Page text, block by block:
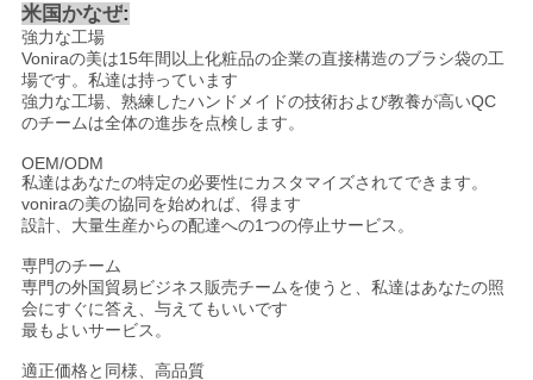
米国かなぜ:
強力な工場
Voniraの美は15年間以上化粧品の企業の直接構造のブラシ袋の工
場です。私達は持っています
強力な工場、熟練したハンドメイドの技術および教養が高いQC
のチームは全体の進歩を点検します。
OEM/ODM
私達はあなたの特定の必要性にカスタマイズされてできます。
voniraの美の協同を始めれば、得ます
設計、大量生産からの配達への1つの停止サービス。
専門のチーム
専門の外国貿易ビジネス販売チームを使うと、私達はあなたの照
会にすぐに答え、与えてもいいです
最もよいサービス。
適正価格と同様、高品質